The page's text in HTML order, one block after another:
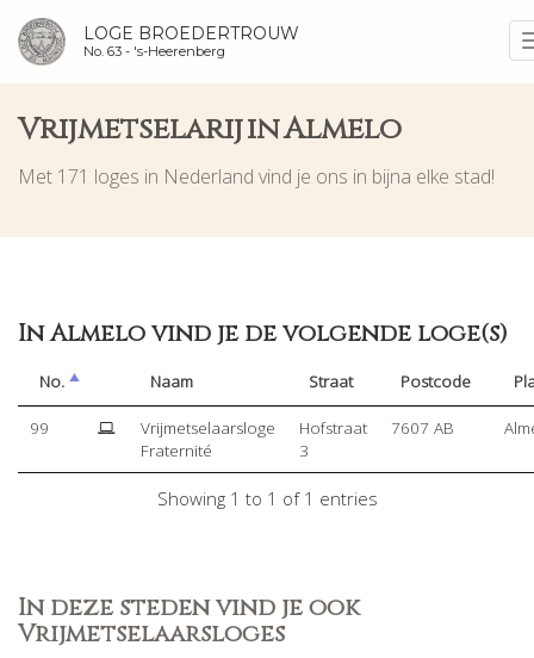
LOGE BROEDERTROUW
No. 63 - 's-Heerenberg
Vrijmetselarij in Almelo
Met 171 loges in Nederland vind je ons in bijna elke stad!
In Almelo vind je de volgende loge(s)
No. Naam Straat Postcode
99
Vrijmetselaarsloge
Fraternité
Hofstraat
3
7607 AB
Showing 1 to 1 of 1 entries
In deze steden vind je ook
Vrijmetselaarsloges